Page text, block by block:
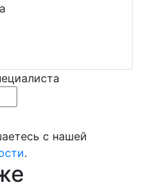
с нашей
.